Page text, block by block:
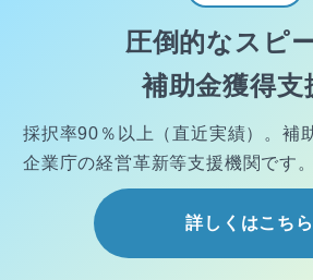
圧倒的なスピ
補助金獲得支
採択率90％以上（直近実績）。 補
企業庁の経営革新等支援機関です。
詳しくはこちら